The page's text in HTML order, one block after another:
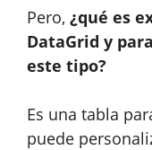
Pero, ¿qué es
DataGrid y
este tipo?
Es una tabla
puede